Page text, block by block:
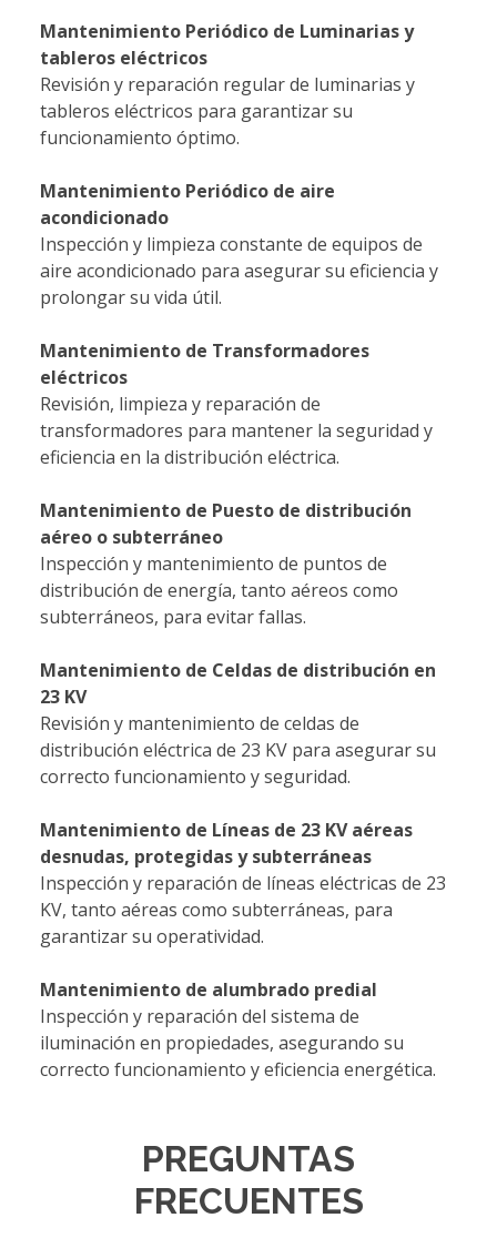
Mantenimiento Periódico de Luminarias y
tableros eléctricos
Revisión y reparación regular de luminarias y
tableros eléctricos para garantizar su
funcionamiento óptimo.
Mantenimiento Periódico de aire
acondicionado
Inspección y limpieza constante de equipos de
aire acondicionado para asegurar su eficiencia y
prolongar su vida útil.
Mantenimiento de Transformadores
eléctricos
Revisión, limpieza y reparación de
transformadores para mantener la seguridad y
eficiencia en la distribución eléctrica.
Mantenimiento de Puesto de distribución
aéreo o subterráneo
Inspección y mantenimiento de puntos de
distribución de energía, tanto aéreos como
subterráneos, para evitar fallas.
Mantenimiento de Celdas de distribución en
23 KV
Revisión y mantenimiento de celdas de
distribución eléctrica de 23 KV para asegurar su
correcto funcionamiento y seguridad.
Mantenimiento de Líneas de 23 KV aéreas
desnudas, protegidas y subterráneas
Inspección y reparación de líneas eléctricas de 23
KV, tanto aéreas como subterráneas, para
garantizar su operatividad.
Mantenimiento de alumbrado predial
Inspección y reparación del sistema de
iluminación en propiedades, asegurando su
correcto funcionamiento y eficiencia energética.
PREGUNTAS
FRECUENTES